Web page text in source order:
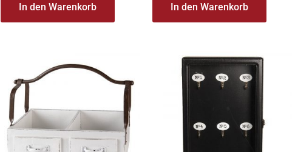
In den Warenkorb In den Warenkorb